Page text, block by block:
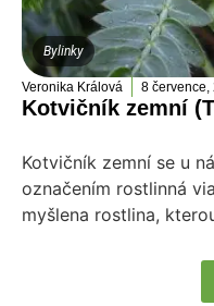
Bylinky
Veronika Králová 8 července,
Kotvičník zemní
Kotvičník zemní se u
označením rostlinná
myšlena rostlina,